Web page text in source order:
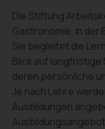
Die Stiftung
Gastronomie, in der
Sie begleitet die
Blick auf
deren persönliche
Je nach Lehre
Ausbildungen